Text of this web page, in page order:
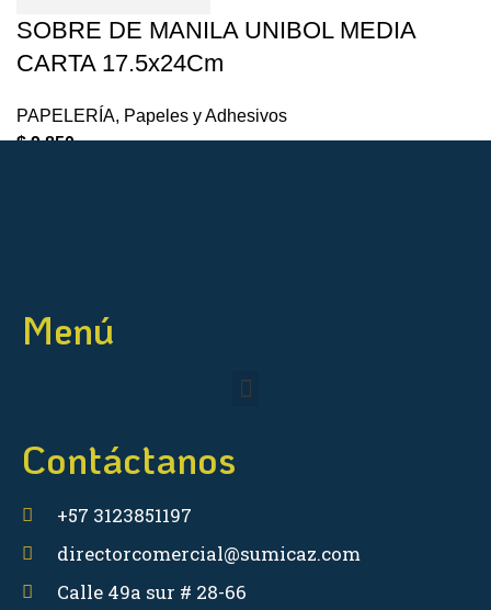
SOBRE DE MANILA UNIBOL MEDIA
CARTA 17.5x24Cm
PAPELERÍA, Papeles y Adhesivos
$9.850
Menú
Contáctanos
+57 3123851197
directorcomercial@sumicaz.com
Calle 49a sur # 28-66